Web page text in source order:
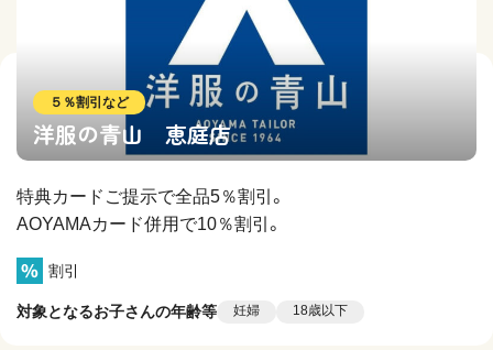
５％割引など
洋服の青山 恵庭店
特典カードご提示で全品5％割引。
AOYAMAカード併用で10％割引。
割引
対象となるお子さんの年齢等 妊婦 18歳以下